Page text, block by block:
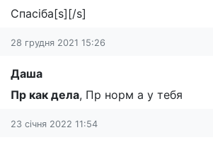
Спасіба[s][/s]
28 грудня 2021 15:26
Даша
Пр как дела, Пр норм а у тебя
23 січня 2022 11:54